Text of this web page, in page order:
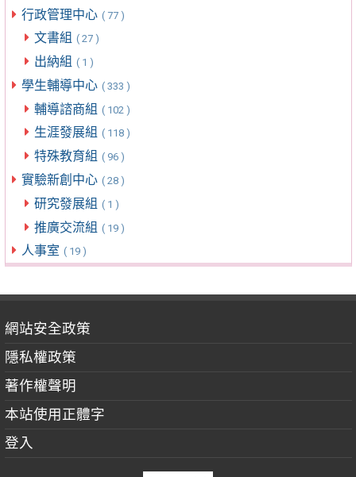
行政管理中心 ( 77 )
文書組 ( 27 )
出納組 ( 1 )
學生輔導中心 ( 333 )
輔導諮商組 ( 102 )
生涯發展組 ( 118 )
特殊教育組 ( 96 )
實驗新創中心 ( 28 )
研究發展組 ( 1 )
推廣交流組 ( 19 )
人事室 ( 19 )
網站安全政策
隱私權政策
著作權聲明
本站使用正體字
登入